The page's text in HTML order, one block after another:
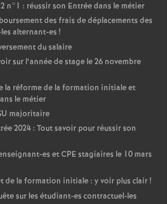
n°1 : réussir son Entrée dans le métier
des frais de déplacements des
alternant-es !
du salaire
sur l’année de stage le 26 novembre
la réforme de la formation initiale et
le métier
majoritaire
2024 : Tout savoir pour réussir son
es etCPE stagiaires le 10 mars
de la formation initiale : y voir plus clair!
sur les étudiant-es contractuel-les